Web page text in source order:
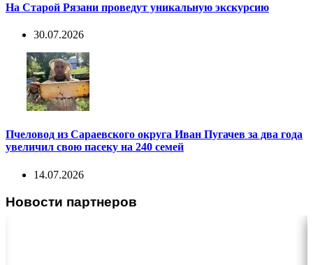
На Старой Рязани проведут уникальную экскурсию
30.07.2026
Пчеловод из Сараевского округа Иван Пугачев за два года
увеличил свою пасеку на 240 семей
14.07.2026
Новости партнеров